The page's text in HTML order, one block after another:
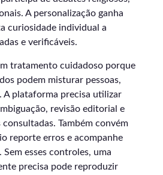
A personalização ganha
curiosidade individual a
e verificáveis.
tratamento cuidadoso porque
podem misturar pessoas,
A plataforma precisa utilizar
revisão editorial e
Também convém
reporte erros e acompanhe
esses controles, uma
precisa pode reproduzir